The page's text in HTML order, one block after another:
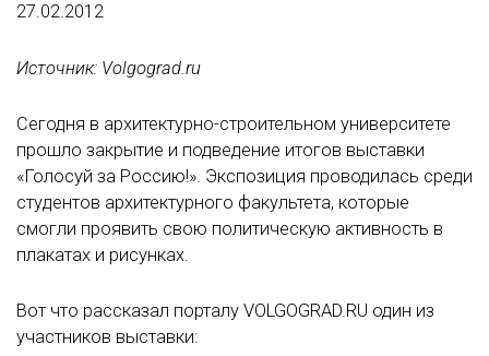
27.02.2012
Источник: Volgograd.ru
Сегодня в архитектурно-строительном университете
прошло закрытие и подведение итогов выставки
«Голосуй за Россию!». Экспозиция проводилась среди
студентов архитектурного факультета, которые
смогли проявить свою политическую активность в
плакатах и рисунках.
Вот что рассказал порталу VOLGOGRAD.RU один из
участников выставки: